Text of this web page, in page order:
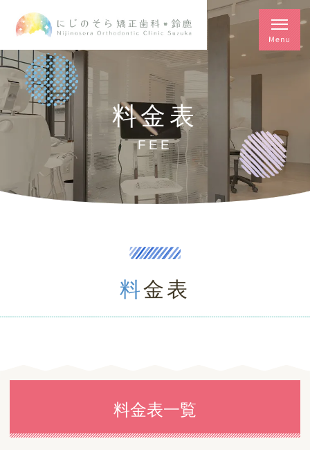
料金表
FEE
料金表
料金表一覧